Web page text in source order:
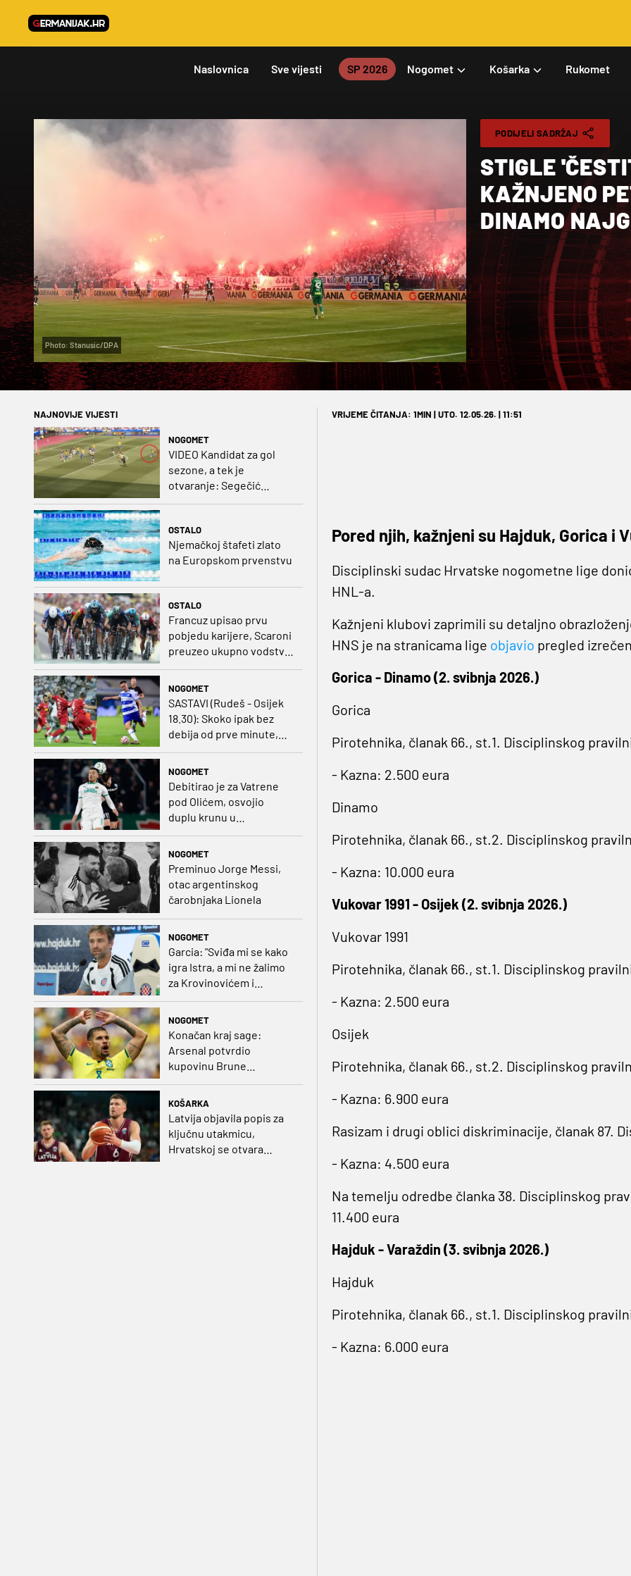
Naslovnica Sve vijesti SP 2026 Nogomet Košarka Rukomet
Photo: Stanusic/DPA
PODIJELI SADRŽAJ
STIGLE
KAŽNJENO
DINAMO
NAJNOVIJE VIJESTI
NOGOMET
VIDEO Kandidat za gol
sezone, a tek je
otvaranje: Segečić
OSTALO
Njemačkoj štafeti zlato
na Europskom prvenstvu
OSTALO
Francuz upisao prvu
pobjedu karijere, Scaroni
preuzeo ukupno vodstvo
u Poljskoj
NOGOMET
SASTAVI (Rudeš - Osijek
18.30): Skoko ipak bez
debija od prve minute,
gosti promijenili
prvo kolo
NOGOMET
Debitirao je za Vatrene
pod Olićem, osvojio
duplu krunu u
NOGOMET
Preminuo Jorge Messi,
otac argentinskog
čarobnjaka Lionela
NOGOMET
Garcia: "Sviđa mi se kako
igra Istra, a mi ne žalimo
za Krovinovićem i
Guillamonom. Selahi?
NOGOMET
Konačan kraj sage:
Arsenal potvrdio
kupovinu Brune
KOŠARKA
Latvija objavila popis za
ključnu utakmicu,
Hrvatskoj se otvara
VRIJEME ČITANJA: 1MIN | UTO. 12.05.26. | 11:51
Pored njih, kažnjeni su Hajduk, Gorica i
Disciplinski sudac Hrvatske nogometne lige
HNL-a.
Kažnjeni klubovi zaprimili su detaljno
HNS je na stranicama lige objavio pregled
Gorica - Dinamo (2. svibnja 2026.)
Gorica
Pirotehnika, članak 66., st.1. Disciplinskog
- Kazna: 2.500 eura
Dinamo
Pirotehnika, članak 66., st.2. Disciplinskog
- Kazna: 10.000 eura
Vukovar 1991 - Osijek (2. svibnja 2026.)
Vukovar 1991
Pirotehnika, članak 66., st.1. Disciplinskog
- Kazna: 2.500 eura
Osijek
Pirotehnika, članak 66., st.2. Disciplinskog
- Kazna: 6.900 eura
Rasizam i drugi oblici diskriminacije, članak 87.
- Kazna: 4.500 eura
Na temelju odredbe članka 38. Disciplinskog
11.400 eura
Hajduk - Varaždin (3. svibnja 2026.)
Hajduk
Pirotehnika, članak 66., st.1. Disciplinskog
- Kazna: 6.000 eura